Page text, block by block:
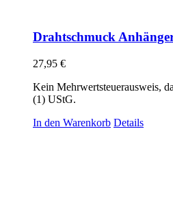
Drahtschmuck
27,95 €
Kein Mehrwertsteuerausweis,
(1) UStG.
In den Warenkorb Details